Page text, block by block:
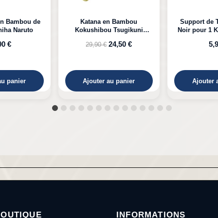
Bambou
Tsugikuni
€
panier
Support de Table en Bois
Noir pour 1 Katana à Poser
5,99 €
Ajouter au panier
Katana LED
Kyojuro
Ajouter
INFORMATIONS